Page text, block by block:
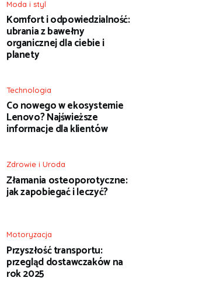
Moda i styl
Komfort i odpowiedzialność:
ubrania z bawełny
organicznej dla ciebie i
planety
Technologia
Co nowego w ekosystemie
Lenovo? Najświeższe
informacje dla klientów
Zdrowie i Uroda
Złamania osteoporotyczne:
jak zapobiegać i leczyć?
Motoryzacja
Przyszłość transportu:
przegląd dostawczaków na
rok 2025